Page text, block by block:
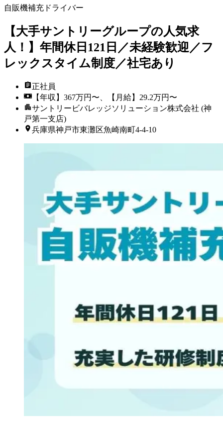
自販機補充ドライバー
【大手サントリーグループの人気求
人！】年間休日121日／未経験歓迎／フ
レックスタイム制度／社宅あり
正社員
【年収】367万円〜、【月給】29.2万円〜
サントリービバレッジソリューション株式会社 (神
戸第一支店)
兵庫県神戸市東灘区魚崎南町4-4-10